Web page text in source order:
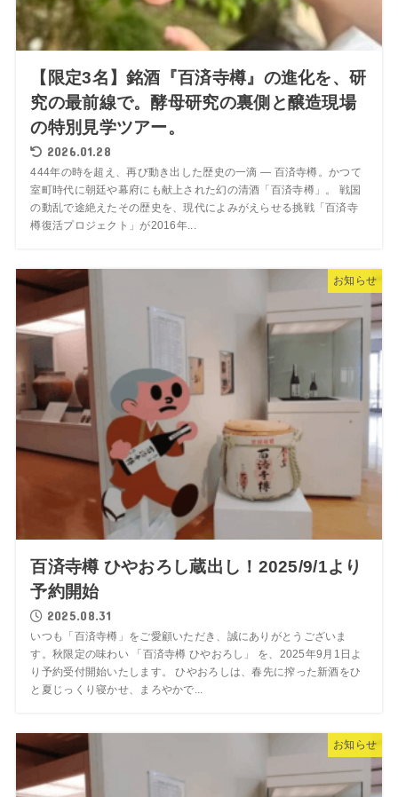
【限定3名】銘酒『百済寺樽』の進化を、研
究の最前線で。酵母研究の裏側と醸造現場
の特別見学ツアー。
2026.01.28
444年の時を超え、再び動き出した歴史の一滴 ― 百済寺樽。かつて
室町時代に朝廷や幕府にも献上された幻の清酒「百済寺樽」。 戦国
の動乱で途絶えたその歴史を、現代によみがえらせる挑戦「百済寺
樽復活プロジェクト」が2016年...
お知らせ
百済寺樽 ひやおろし蔵出し！2025/9/1より
予約開始
2025.08.31
いつも「百済寺樽」をご愛顧いただき、誠にありがとうございま
す。秋限定の味わい 「百済寺樽 ひやおろし」 を、2025年9月1日よ
り予約受付開始いたします。 ひやおろしは、春先に搾った新酒をひ
と夏じっくり寝かせ、まろやかで...
お知らせ